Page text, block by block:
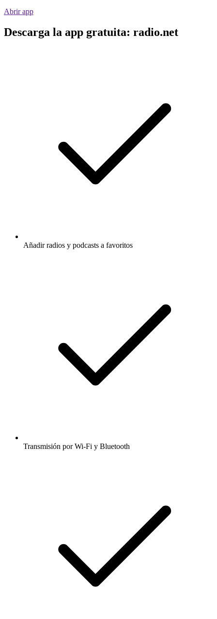
Abrir app
Descarga la app gratuita: radio.net
Añadir radios y podcasts a favoritos
Transmisión por Wi-Fi y Bluetooth